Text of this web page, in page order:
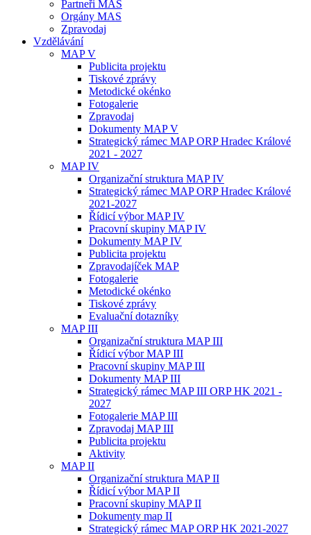
Partneři MAS
Orgány MAS
Zpravodaj
Vzdělávání
MAP V
Publicita projektu
Tiskové zprávy
Metodické okénko
Fotogalerie
Zpravodaj
Dokumenty MAP V
Strategický rámec MAP ORP Hradec Králové
2021 - 2027
MAP IV
Organizační struktura MAP IV
Strategický rámec MAP ORP Hradec Králové
2021-2027
Řídicí výbor MAP IV
Pracovní skupiny MAP IV
Dokumenty MAP IV
Publicita projektu
Zpravodajíček MAP
Fotogalerie
Metodické okénko
Tiskové zprávy
Evaluační dotazníky
MAP III
Organizační struktura MAP III
Řídicí výbor MAP III
Pracovní skupiny MAP III
Dokumenty MAP III
Strategický rámec MAP III ORP HK 2021 -
2027
Fotogalerie MAP III
Zpravodaj MAP III
Publicita projektu
Aktivity
MAP II
Organizační struktura MAP II
Řídicí výbor MAP II
Pracovní skupiny MAP II
Dokumenty map II
Strategický rámec MAP ORP HK 2021-2027